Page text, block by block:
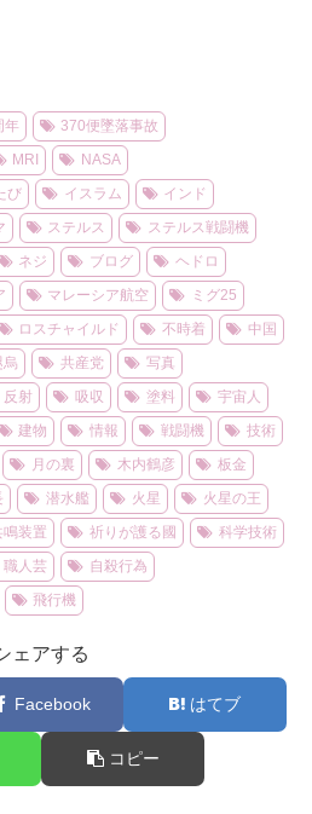
年
370便墜落事故
MRI
NASA
び
イスラム
インド
ステルス
ステルス戦闘機
ネジ ブログ
ヘドロ
マレーシア航空
ミグ25
ロスチャイルド 不時着
中国
烏 共産党
写真
反射 吸収 塗料
宇宙人
建物 情報 戦闘機
技術
月の裏 木内鶴彦
板金
潜水艦 火星
火星の王
鳴装置 祈りが護る國
科学技術
職人芸
自殺行為
飛行機
ェアする
Facebook はてブ
コピー